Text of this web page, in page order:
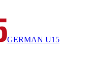
GERMAN U15